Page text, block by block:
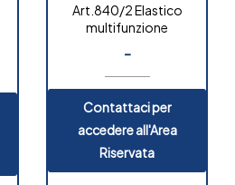
OUT OF
STOCK
Art.840/2 Elastico
multifunzione
-
Contattaci per
accedere all'Area
Riservata